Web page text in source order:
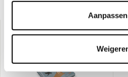
Aanpassen
Bekijk ook deze must-haves